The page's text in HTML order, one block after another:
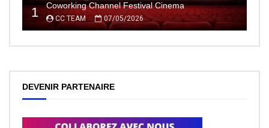
1 Coworking Channel Festival Cinema
CC TEAM 07/05/2026
DEVENIR PARTENAIRE